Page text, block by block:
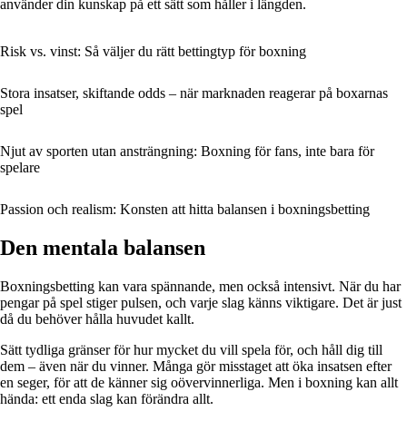
använder din kunskap på ett sätt som håller i längden.
Risk vs. vinst: Så väljer du rätt bettingtyp för boxning
Stora insatser, skiftande odds – när marknaden reagerar på boxarnas
spel
Njut av sporten utan ansträngning: Boxning för fans, inte bara för
spelare
Passion och realism: Konsten att hitta balansen i boxningsbetting
Den mentala balansen
Boxningsbetting kan vara spännande, men också intensivt. När du har
pengar på spel stiger pulsen, och varje slag känns viktigare. Det är just
då du behöver hålla huvudet kallt.
Sätt tydliga gränser för hur mycket du vill spela för, och håll dig till
dem – även när du vinner. Många gör misstaget att öka insatsen efter
en seger, för att de känner sig oövervinnerliga. Men i boxning kan allt
hända: ett enda slag kan förändra allt.